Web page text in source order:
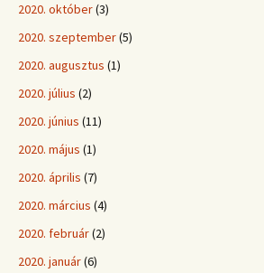
2020. október(3)
2020. szeptember(5)
2020. augusztus (1)
2020. július (2)
2020. június (11)
2020. május (1)
2020. április (7)
2020. március (4)
2020. február(2)
2020. január(6)